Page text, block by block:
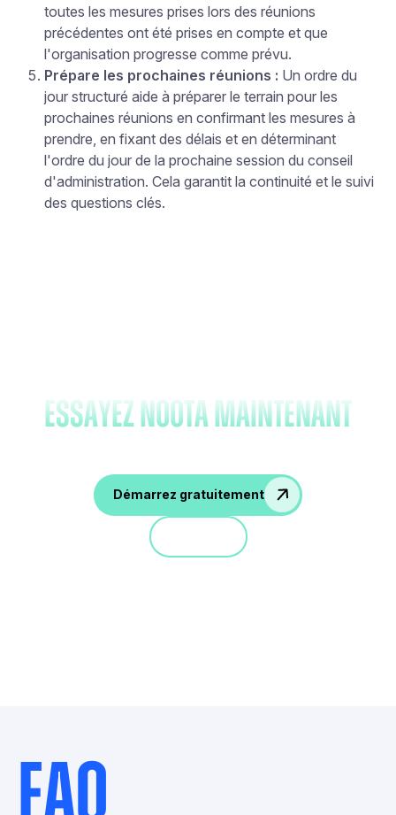
toutes les mesures prises lors des réunions
précédentes ont été prises en compte et que
l'organisation progresse comme prévu.
Prépare les prochaines réunions : Un ordre du
jour structuré aide à préparer le terrain pour les
prochaines réunions en confirmant les mesures à
prendre, en fixant des délais et en déterminant
l'ordre du jour de la prochaine session du conseil
d'administration. Cela garantit la continuité et le suivi
des questions clés.
essayez Noota maintenant
Démarrez gratuitement
FAQ